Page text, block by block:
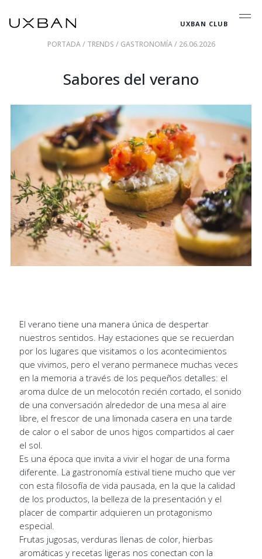
UXBAN CLUB
PORTADA/ TRENDS / GASTRONOMÍA/ 26.06.2026
Sabores del verano
El verano tiene una manera única de despertar
nuestros sentidos. Hay estaciones que se recuerdan
por los lugares que visitamos o los acontecimientos
que vivimos, pero el verano permanece muchas veces
en la memoria a través de los pequeños detalles: el
aroma dulce de un melocotón recién cortado, el sonido
de una conversación alrededor de una mesa al aire
libre, el frescor de una limonada casera en una tarde
de calor o el sabor de unos higos compartidos al caer
el sol.
Es una época que invita a vivir el hogar de una forma
diferente. La gastronomía estival tiene mucho que ver
con esta filosofía de vida pausada, en la que la calidad
de los productos, la belleza de la presentación y el
placer de compartir adquieren un protagonismo
especial.
Frutas jugosas, verduras llenas de color, hierbas
aromáticas y recetas ligeras nos conectan con la